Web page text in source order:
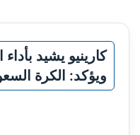
كارينيو يشيد
ويؤكد: الكرة